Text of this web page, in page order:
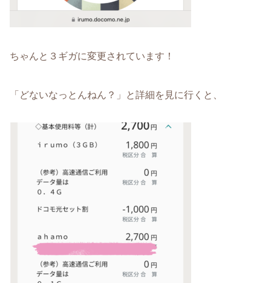
ちゃんと３ギガに変更されています！
「どないなっとんねん？」と詳細を見に行くと、